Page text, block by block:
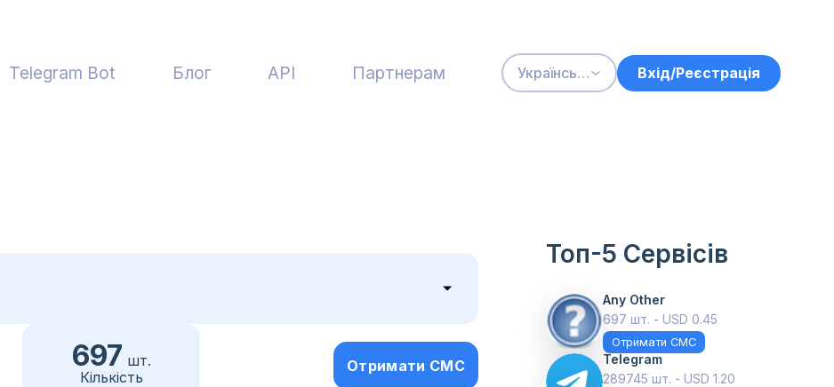
Telegram Bot Блог API Партнерам Українська Вхід/Реєстрація
697 шт.
Кількість
Отримати СМС
Топ-5 Сервісів
Any Other
697 шт. - USD 0.45
Отримати СМС
Telegram
289745 шт. - USD 1.20